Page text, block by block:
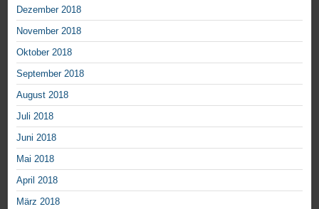
Dezember 2018
November 2018
Oktober 2018
September 2018
August 2018
Juli 2018
Juni 2018
Mai 2018
April 2018
März 2018